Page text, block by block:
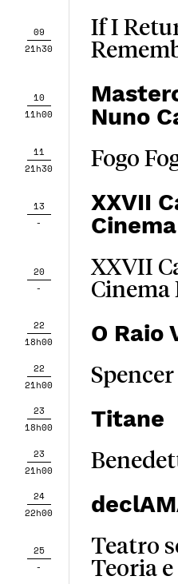
09
21h30
If I
10
11h00
Nuno
11
21h30
Fogo
13
-
XXVII
20
-
XXVII
Cinema
22
18h00
O Raio
22
21h00
Spencer
23
18h00
Titane
23
21h00
24
22h00
25
-
Teatro
Teoria